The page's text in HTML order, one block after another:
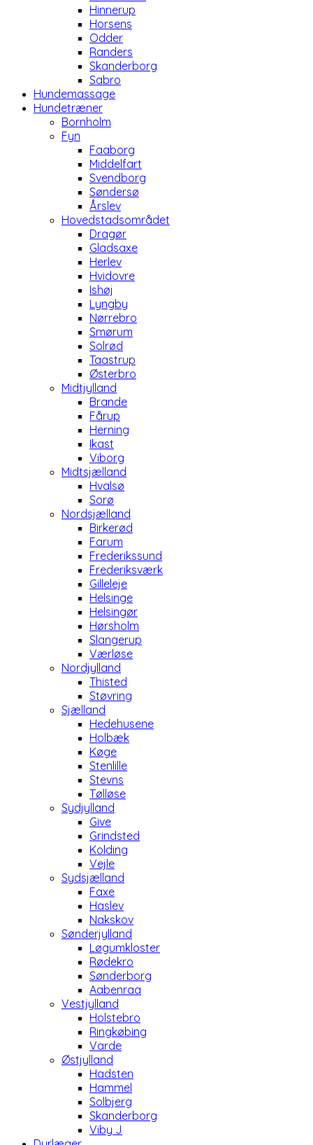
Hinnerup
Horsens
Odder
Randers
Skanderborg
Sabro
Hundemassage
Hundetræner
Bornholm
Fyn
Faaborg
Middelfart
Svendborg
Søndersø
Årslev
Hovedstadsområdet
Dragør
Gladsaxe
Herlev
Hvidovre
Ishøj
Lyngby
Nørrebro
Smørum
Solrød
Taastrup
Østerbro
Midtjylland
Brande
Fårup
Herning
Ikast
Viborg
Midtsjælland
Hvalsø
Sorø
Nordsjælland
Birkerød
Farum
Frederikssund
Frederiksværk
Gilleleje
Helsinge
Helsingør
Hørsholm
Slangerup
Værløse
Nordjylland
Thisted
Støvring
Sjælland
Hedehusene
Holbæk
Køge
Stenlille
Stevns
Tølløse
Sydjylland
Give
Grindsted
Kolding
Vejle
Sydsjælland
Faxe
Haslev
Nakskov
Sønderjylland
Løgumkloster
Rødekro
Sønderborg
Aabenraa
Vestjylland
Holstebro
Ringkøbing
Varde
Østjylland
Hadsten
Hammel
Solbjerg
Skanderborg
Viby J